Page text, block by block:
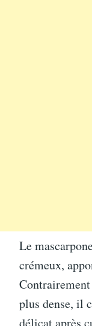
Le
crémeux,
plus dense, il
délicat après